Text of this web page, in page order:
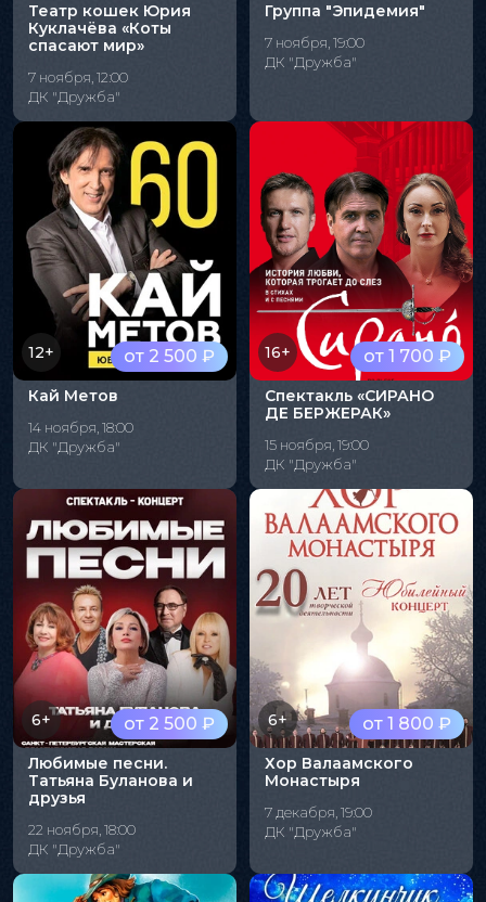
Театр кошек Юрия
Куклачёва «Коты
спасают мир»
7 ноября, 12:00
ДК "Дружба"
Группа "Эпидемия"
7 ноября, 19:00
ДК "Дружба"
от 2 500 ₽
12+
Кай Метов
14 ноября, 18:00
ДК "Дружба"
от 1 700 ₽
16+
Спектакль «СИРАНО
ДЕ БЕРЖЕРАК»
15 ноября, 19:00
ДК "Дружба"
от 2 500 ₽
6+
Любимые песни.
Татьяна Буланова и
друзья
22 ноября, 18:00
ДК "Дружба"
от 1 800 ₽
6+
Хор Валаамского
Монастыря
7 декабря, 19:00
ДК "Дружба"